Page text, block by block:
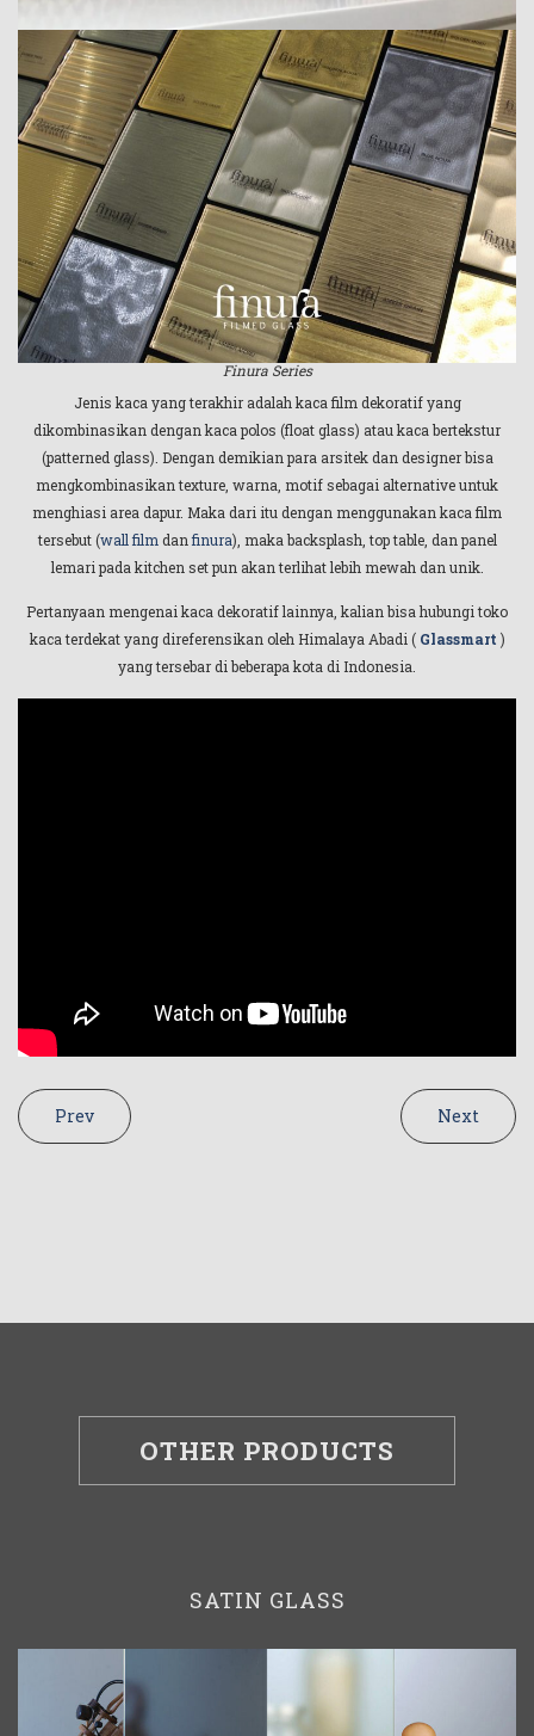
Finura Series
Jenis kaca yang terakhir adalah kaca film dekoratif yang
dikombinasikan dengan kaca polos (float glass) atau kaca bertekstur
(patterned glass). Dengan demikian para arsitek dan designer bisa
mengkombinasikan texture, warna, motif sebagai alternative untuk
menghiasi area dapur. Maka dari itu dengan menggunakan kaca film
tersebut (wall film danfinura), maka backsplash, top table, dan panel
lemari pada kitchen set pun akan terlihat lebih mewah dan unik.
Pertanyaan mengenai kaca dekoratif lainnya, kalian bisa hubungi toko
kaca terdekat yang direferensikan oleh Himalaya Abadi ( Glassmart )
yang tersebar di beberapa kota di Indonesia.
Prev Next
OTHER PRODUCTS
SATIN GLASS